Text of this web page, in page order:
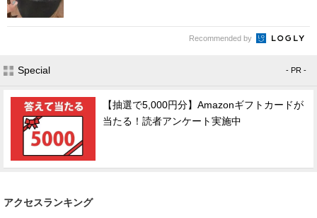
Recommended by
Special - PR -
【抽選で5,000円分】Amazonギフトカードが
当たる！読者アンケート実施中
アクセスランキング